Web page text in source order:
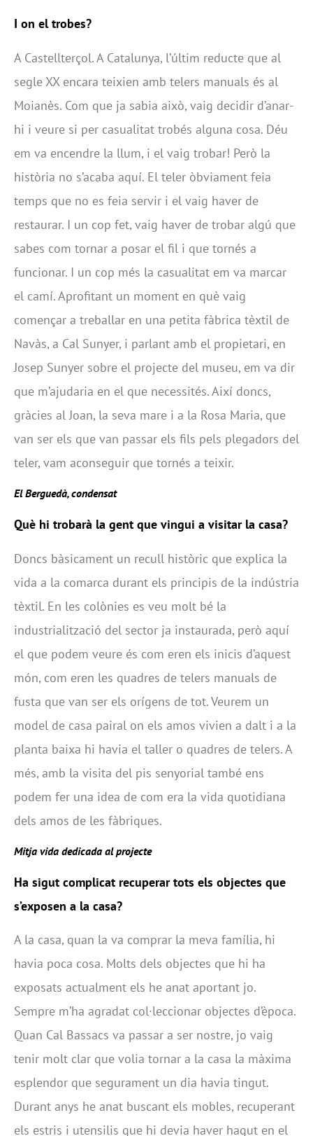
I on el trobes?
A Castellterçol. A Catalunya, l’últim reducte que al
segle XX encara teixien amb telers manuals és al
Moianès. Com que ja sabia això, vaig decidir d’anar-
hi i veure si per casualitat trobés alguna cosa. Déu
em va encendre la llum, i el vaig trobar! Però la
història no s’acaba aquí. El teler òbviament feia
temps que no es feia servir i el vaig haver de
restaurar. I un cop fet, vaig haver de trobar algú que
sabes com tornar a posar el fil i que tornés a
funcionar. I un cop més la casualitat em va marcar
el camí.Aprofitant un moment en què vaig
començar a treballar en una petita fàbrica tèxtil de
Navàs, a Cal Sunyer, i parlant amb el propietari, en
Josep Sunyer sobre el projecte del museu, em va dir
que m’ajudaria en el que necessités. Així doncs,
gràcies al Joan, la seva mare i a la Rosa Maria, que
van ser els que van passar els fils pels plegadors del
teler, vam aconseguir que tornés a teixir.
El Berguedà, condensat
Què hi trobarà la gent que vingui a visitar la casa?
Doncs bàsicament un recull històric que explica la
vida a la comarca durant els principis de la indústria
tèxtil. En les colònies es veu molt bé la
industrialització del sector ja instaurada, però aquí
el que podem veure és com eren els inicis d’aquest
món, com eren les quadres de telers manuals de
fusta que van ser els orígens de tot. Veurem un
model de casa pairal on els amos vivien a dalt i a la
planta baixa hi havia el taller o quadres de telers. A
més, amb la visita del pis senyorial també ens
podem fer una idea de com era la vida quotidiana
dels amos de les fàbriques.
Mitja vida dedicada al projecte
Ha sigut complicat recuperar tots els objectes que
s’exposen a la casa?
A la casa, quan la va comprar la meva família, hi
havia poca cosa. Molts dels objectes que hi ha
exposats actualment els he anat aportant jo.
Sempre m’ha agradat col·leccionar objectes d’època.
Quan Cal Bassacs va passar a ser nostre, jo vaig
tenir molt clar que volia tornar a la casa la màxima
esplendor que segurament un dia havia tingut.
Durant anys he anat buscant els mobles, recuperant
els estris i utensilis que hi devia haver hagut en el